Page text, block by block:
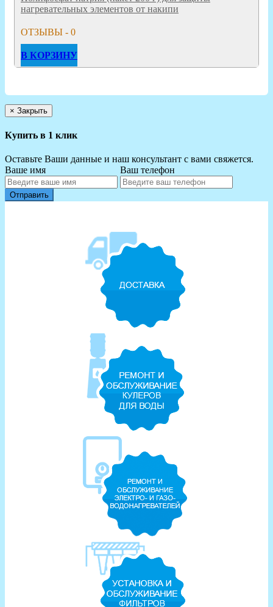
нагревательных элементов от накипи
ОТЗЫВЫ - 0
В КОРЗИНУ
× Закрыть
Купить в 1 клик
Оставьте Ваши данные и наш консультант с вами свяжется.
Ваше имя
Ваш телефон
Отправить